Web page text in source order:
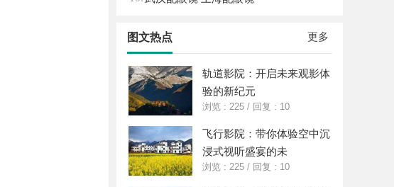
更多
图文热点
轨道影院：开启未来观影体
验的新纪元
浏览 : 225 / 回复 : 10
飞行影院：带你体验空中沉
浸式视听盛宴的未
浏览 : 225 / 回复 : 10